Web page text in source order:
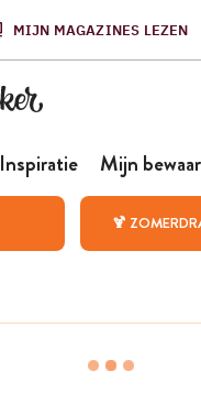
MIJN MAGAZINES LEZEN
Inspiratie Mijn
🍹